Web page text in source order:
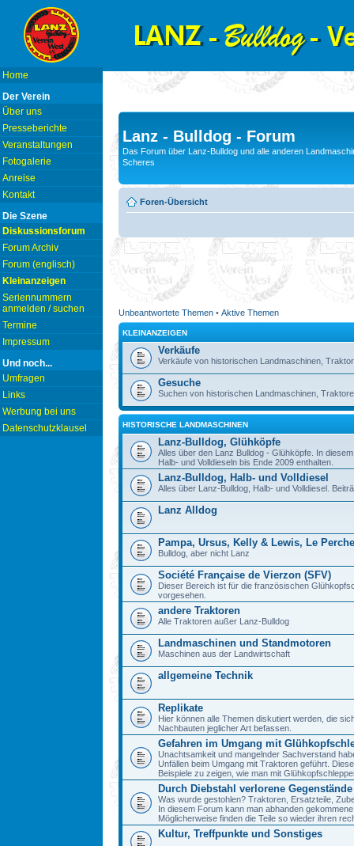
Home
Der Verein
Über uns
Presseberichte
Veranstaltungen
Fotogalerie
Anreise
Kontakt
Die Szene
Diskussionsforum
Forum Archiv
Forum (englisch)
Kleinanzeigen
Seriennummern
anmelden / suchen
Termine
Impressum
Und noch...
Umfragen
Links
Werbung bei uns
Datenschutzklausel
Lanz - Bulldog - Forum
Das Forum über Lanz-Bulldog und alle anderen
Scheres
Foren-Übersicht
Unbeantwortete Themen • Aktive Themen
KLEINANZEIGEN
Verkäufe
Verkäufe von historischen Landmaschinen,
Gesuche
Suchen von historischen Landmaschinen,
HISTORISCHE LANDMASCHINEN
Lanz-Bulldog, Glühköpfe
Alles über den Lanz Bulldog - Glühköpfe. In
Halb- und Volldieseln bis Ende 2009 enthalten.
Lanz-Bulldog, Halb- und Volldiesel
Alles über Lanz-Bulldog, Halb- und Volldiesel.
Lanz Alldog
Pampa, Ursus, Kelly & Lewis, Le
Bulldog, aber nicht Lanz
Société Française de Vierzon (SFV)
Dieser Bereich ist für die französischen
vorgesehen.
andere Traktoren
Alle Traktoren außer Lanz-Bulldog
Landmaschinen und Standmotoren
Maschinen aus der Landwirtschaft
allgemeine Technik
Replikate
Hier können alle Themen diskutiert werden, die
Nachbauten jeglicher Art befassen.
Gefahren im Umgang mit
Unachtsamkeit und mangelnder Sachverstand
Unfällen beim Umgang mit Traktoren geführt.
Beispiele zu zeigen, wie man mit
Durch Diebstahl verlorene Gegenstände
Was wurde gestohlen? Traktoren, Ersatzteile,
In diesem Forum kann man abhanden
Möglicherweise finden die Teile so wieder ihren
Kultur, Treffpunkte und Sonstiges